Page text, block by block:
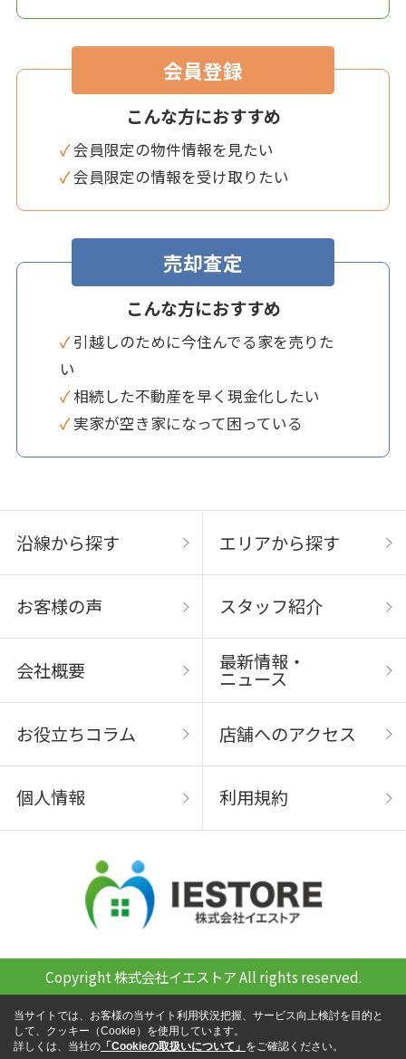
会員登録
こんな方におすすめ
✓ 会員限定の物件情報を見たい
✓ 会員限定の情報を受け取りたい
売却査定
こんな方におすすめ
✓ 引越しのために今住んでる家を売りた
い
✓ 相続した不動産を早く現金化したい
✓ 実家が空き家になって困っている
沿線から探す エリアから探す
お客様の声 スタッフ紹介
会社概要 最新情報・
ニュース
お役立ちコラム 店舗へのアクセス
個人情報 利用規約
Copyright 株式会社イエストア All rights reserved.
当サイトでは、お客様の当サイト利用状況把握、サービス向上検討を目的と
して、クッキー（Cookie）を使用しています。
詳しくは、当社の 「Cookieの取扱いについて」 をご確認ください。